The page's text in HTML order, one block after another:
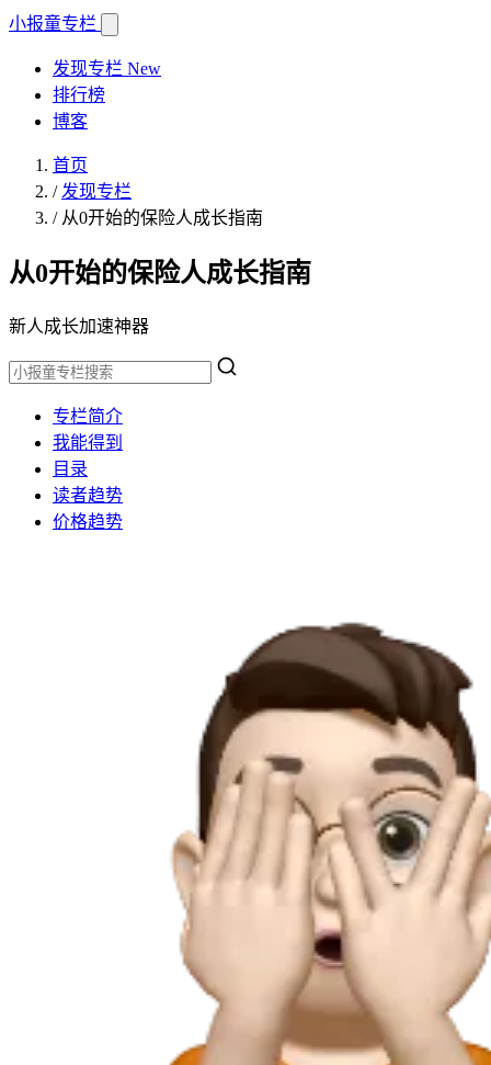
小报童专栏
发现专栏 New
排行榜
博客
首页
/ 发现专栏
/ 从0开始的保险人成长指南
从0开始的保险人成长指南
新人成长加速神器
专栏简介
我能得到
目录
读者趋势
价格趋势